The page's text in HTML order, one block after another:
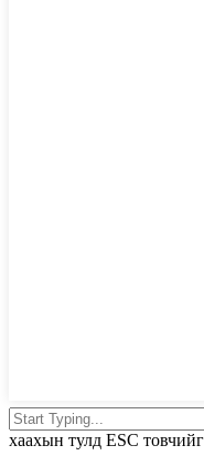
хаахын тулд ESC